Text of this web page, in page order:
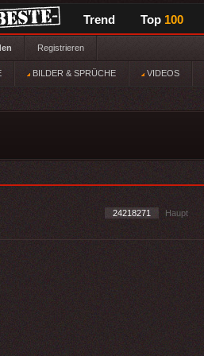
Trend Top 100
Registrieren
BILDER & SPRÜCHE VIDEOS
24218271 Haupt